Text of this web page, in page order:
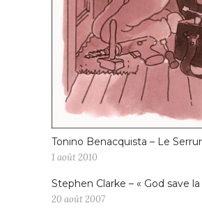
Tonino Benacquista – Le
1 août 2010
Stephen Clarke – « God save la
20 août 2007